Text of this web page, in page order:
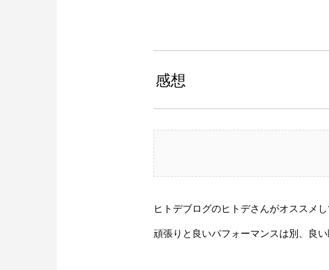
感想
ヒトデブログのヒトデさんがオススメし
頑張りと良いパフォーマンスは別、良